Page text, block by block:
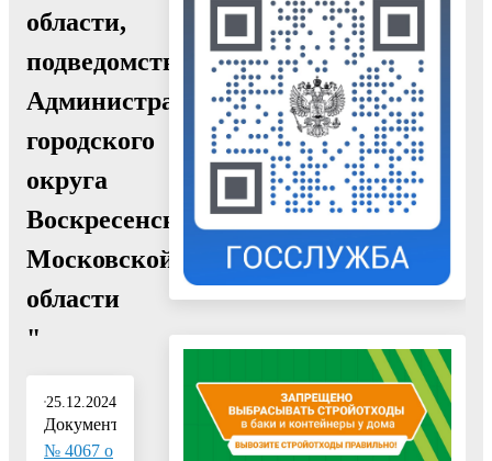
области,
подведомственных
Администрации
городского
округа
Воскресенск
Московской
области
"
25.12.2024
Документ:
№ 4067 о